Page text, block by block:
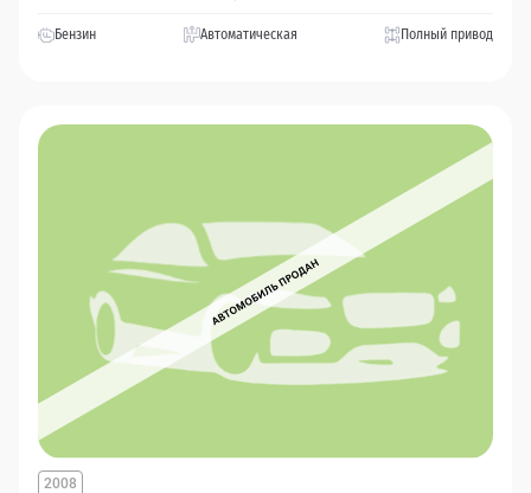
Бензин Автоматическая Полный привод
2008